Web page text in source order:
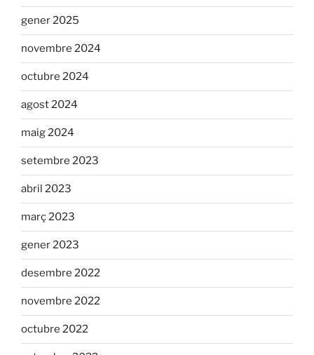
gener 2025
novembre 2024
octubre 2024
agost 2024
maig 2024
setembre 2023
abril 2023
març 2023
gener 2023
desembre 2022
novembre 2022
octubre 2022